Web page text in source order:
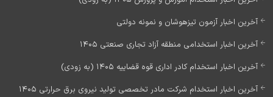
آخرین اخبار آزمون تیزهوشان و نمونه دولتی
آخرین اخبار استخدامی منطقه آزاد تجاری صنعتی 1405
آخرین اخبار استخدام کادر اداری قوه قضاییه 1405 (به زودی)
آخرین اخبار استخدام شرکت مادر تخصصی تولید نیروی برق حرارتی 1405